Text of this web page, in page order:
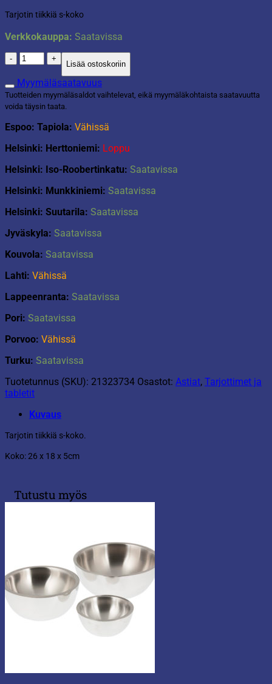
Tarjotin tiikkiä s-koko
Verkkokauppa: Saatavissa
Tarjotin
tiikkiä
s-
koko
määrä
Lisää ostoskoriin
Myymäläsaatavuus
Tuotteiden myymäläsaldot vaihtelevat, eikä myymäläkohtaista saatavuutta
voida täysin taata.
Espoo: Tapiola: Vähissä
Helsinki: Herttoniemi: Loppu
Helsinki: Iso-Roobertinkatu: Saatavissa
Helsinki: Munkkiniemi: Saatavissa
Helsinki: Suutarila: Saatavissa
Jyväskyla: Saatavissa
Kouvola: Saatavissa
Lahti: Vähissä
Lappeenranta: Saatavissa
Pori: Saatavissa
Porvoo: Vähissä
Turku: Saatavissa
Tuotetunnus (SKU): 21323734 Osastot: Astiat, Tarjottimet ja
tabletit
Kuvaus
Tarjotin tiikkiä s-koko.
Koko: 26 x 18 x 5cm
Tutustu myös